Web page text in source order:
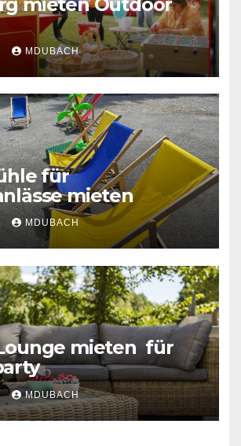
MDUBACH
für
mieten
MDUBACH
mieten für
MDUBACH